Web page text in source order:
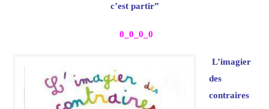
c’est partir”
0_0_0_0
L’imagier
des
contraires